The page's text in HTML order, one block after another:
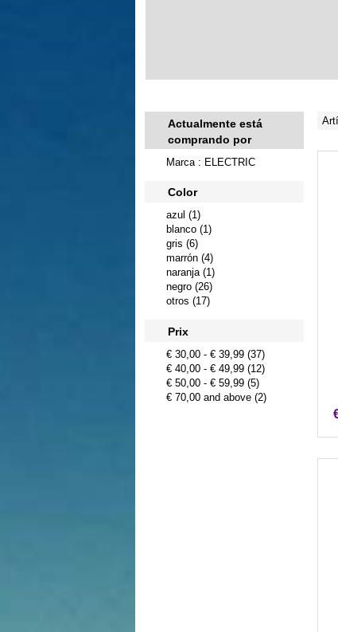
Actualmente está
comprando por
Marca : ELECTRIC
Color
azul (1)
blanco (1)
gris (6)
marrón (4)
naranja (1)
negro (26)
otros (17)
Prix
€ 30,00 -€ 39,99 (37)
€ 40,00 -€ 49,99 (12)
€ 50,00 -€ 59,99 (5)
€ 70,00 and above (2)